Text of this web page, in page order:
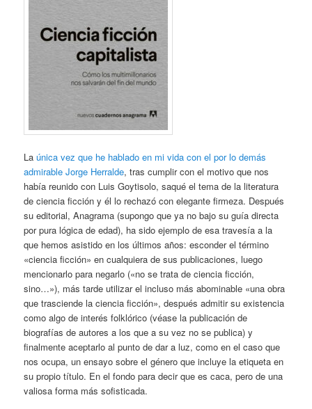
Laúnica vez que he hablado en mi vida con el por lo demás
admirable Jorge Herralde, tras cumplir con el motivo que nos
había reunido con Luis Goytisolo, saqué el tema de la literatura
de ciencia ficción y él lo rechazó con elegante firmeza. Después
su editorial, Anagrama (supongo que ya no bajo su guía directa
por pura lógica de edad), ha sido ejemplo de esa travesía a la
que hemos asistido en los últimos años: esconder el término
«ciencia ficción» en cualquiera de sus publicaciones, luego
mencionarlo para negarlo («no se trata de ciencia ficción,
sino…»), más tarde utilizar el incluso más abominable «una obra
que trasciende la ciencia ficción», después admitir su existencia
como algo de interés folklórico (véase la publicación de
biografías de autores a los que a su vez no se publica) y
finalmente aceptarlo al punto de dar a luz, como en el caso que
nos ocupa, un ensayo sobre el género que incluye la etiqueta en
su propio título. En el fondo para decir que es caca, pero de una
valiosa forma más sofisticada.